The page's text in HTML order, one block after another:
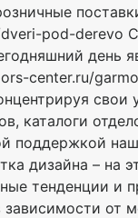
pod-derevo
день
center.ru/
каталоги
поддержкой
дизайна – на
тенденции и
от